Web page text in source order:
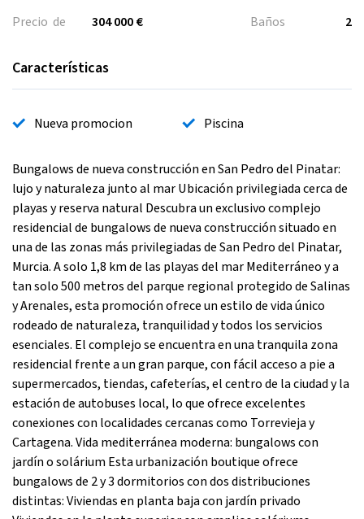
Precio de
304 000 €
Baños
2
Características
Nueva promocion Piscina
Bungalows de nueva construcción en San Pedro del Pinatar:
lujo y naturaleza junto al mar Ubicación privilegiada cerca de
playas y reserva natural Descubra un exclusivo complejo
residencial de bungalows de nueva construcción situado en
una de las zonas más privilegiadas de San Pedro del Pinatar,
Murcia. A solo 1,8 km de las playas del mar Mediterráneo y a
tan solo 500 metros del parque regional protegido de Salinas
y Arenales, esta promoción ofrece un estilo de vida único
rodeado de naturaleza, tranquilidad y todos los servicios
esenciales. El complejo se encuentra en una tranquila zona
residencial frente a un gran parque, con fácil acceso a pie a
supermercados, tiendas, cafeterías, el centro de la ciudad y la
estación de autobuses local, lo que ofrece excelentes
conexiones con localidades cercanas como Torrevieja y
Cartagena. Vida mediterránea moderna: bungalows con
jardín o solárium Esta urbanización boutique ofrece
bungalows de 2 y 3 dormitorios con dos distribuciones
distintas: Viviendas en planta baja con jardín privado